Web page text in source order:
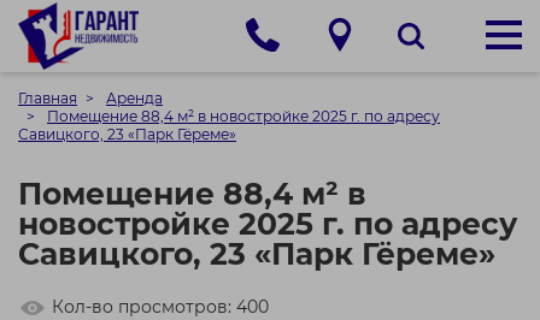
Главная
Аренда
Помещение 88,4 м² в новостройке 2025 г. по адресу
Савицкого, 23 «Парк Гёреме»
Помещение 88,4 м² в
новостройке 2025 г. по адресу
Савицкого, 23 «Парк Гёреме»
Кол-во просмотров: 400